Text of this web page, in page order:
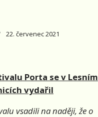
22. červenec 2021
Porta se v Lesním
vydařil
vsadili na naději, že o